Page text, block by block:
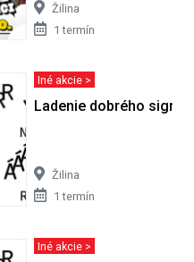
Žilina
1 termín
Iné akcie >
Ladenie dobrého
Žilina
1 termín
Iné akcie >